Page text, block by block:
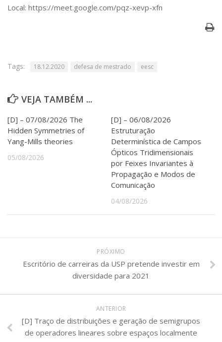
Bibliotecas
Apoio ao Estudante
Jornal da USP
Agenda de Eventos
Defesa de Teses
Local: https://meet.google.com/pqz-xevp-xfn
Tags: 18.12.2020 defesa de mestrado eesc
VEJA TAMBÉM ...
[D] – 07/08/2026 The
Hidden Symmetries of
Yang-Mills theories
05/08/2026
[D] – 06/08/2026
Estruturação
Determinística de Campos
Ópticos Tridimensionais
por Feixes Invariantes à
Propagação e Modos de
Comunicação
04/08/2026
PRÓXIMO
Escritório de carreiras da USP pretende investir em
diversidade para 2021
ANTERIOR
[D] Traço de distribuições e geração de semigrupos
de operadores lineares sobre espaços localmente